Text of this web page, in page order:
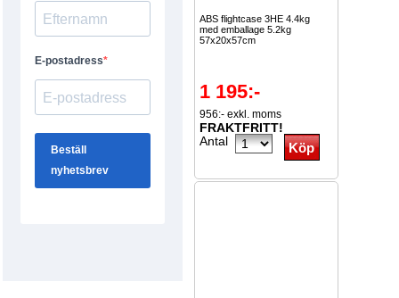
ABS flightcase 3HE 4.4kg
med emballage 5.2kg
57x20x57cm
1 195:-
956:- exkl. moms
FRAKTFRITT!
Antal